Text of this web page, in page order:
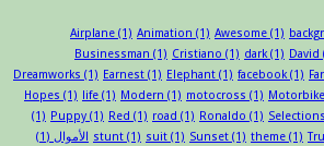
Airplane (1) Animation (1) Awesome (1)
Businessman (1) Cristiano (1) dark(1) David
Dreamworks (1) Earnest (1) Elephant (1) facebook(1)
Hopes (1) life (1) Modern (1) motocross (1) Motorbike
(1) Puppy (1) Red (1) road (1) Ronaldo (1) Selections
stunt (1) suit (1) Sunset (1) theme (1) الأموال (1)